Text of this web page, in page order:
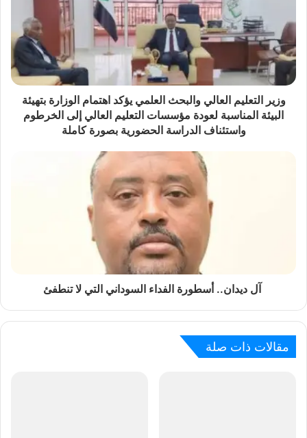
وزير التعليم العالي والبحث العلمي يؤكد اهتمام الوزارة بتهيئة
البيئة المناسبة لعودة مؤسسات التعليم العالي إلى الخرطوم
واستئناف الدراسة الحضورية بصورة كاملة
آل ديدان.. أسطورة الفداء السوداني التي لا تنطفئ
مقالات ذات صلة